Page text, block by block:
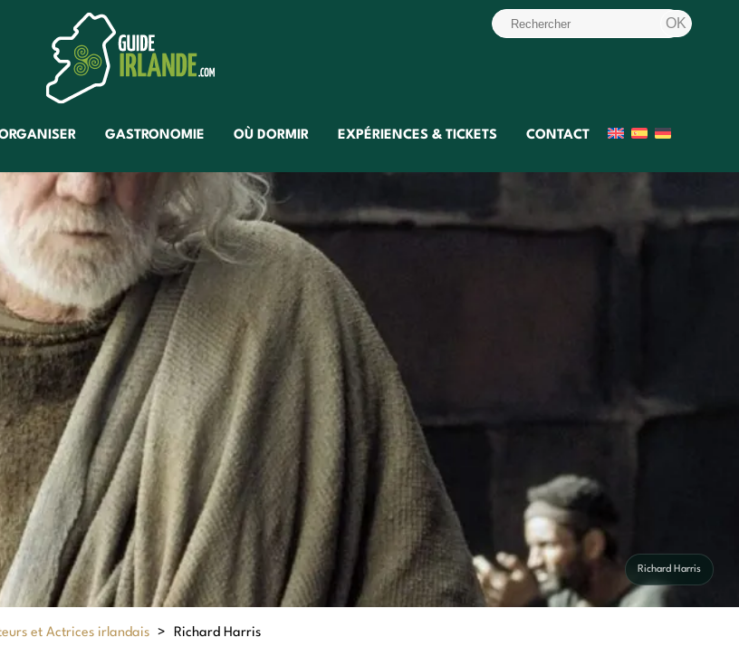
GASTRONOMIE OÙ DORMIR EXPÉRIENCES & TICKETS CONTACT
Richard Harris
et Actrices irlandais > Richard Harris